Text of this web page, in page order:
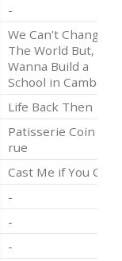
-
We Can't Change
The World But, We
Wanna Build a
School in Cambodia.
Life Back Then
Patisserie Coin de
rue
Cast Me if You Can
-
-
-